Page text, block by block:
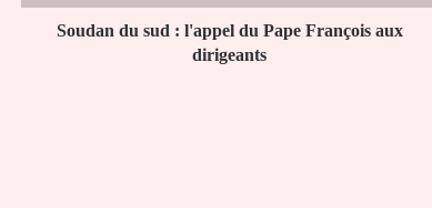
aux
dirigeantsSoudan du sud : l'appel du Pape François aux
dirigeants